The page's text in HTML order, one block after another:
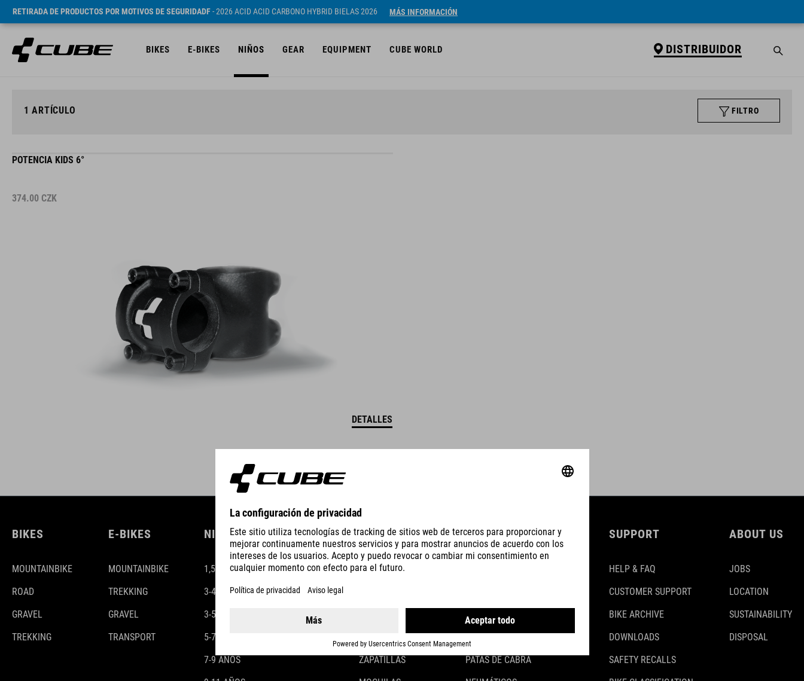
RETIRADA DE PRODUCTOS POR MOTIVOS DE SEGURIDADF- 2026 ACID ACID CARBONO HYBRID BIELAS 2026 MÁS INFORMACIÓN
BIKES E-BIKES NIÑOS GEAR EQUIPMENT CUBE WORLD DISTRIBUIDOR
1 ARTÍCULO FILTRO
POTENCIA KIDS 6°
374.00 CZK
DETALLES
BIKES
MOUNTAINBIKE
ROAD
GRAVEL
TREKKING
E-BIKES
MOUNTAINBIKE
TREKKING
GRAVEL
TRANSPORT
NIÑOS
1,5-3 AÑOS
3-4 AÑOS
3-5 AÑOS
5-7 AÑOS
7-9 AÑOS
GEAR
CASCOS
ZAPATILLAS
EQUIPMENT
GUARDABARROS
PORTABULTOS
PATAS DE CABRA
SUPPORT
HELP & FAQ
CUSTOMER SUPPORT
BIKE ARCHIVE
DOWNLOADS
SAFETY RECALLS
ABOUT US
JOBS
LOCATION
SUSTAINABILITY
DISPOSAL